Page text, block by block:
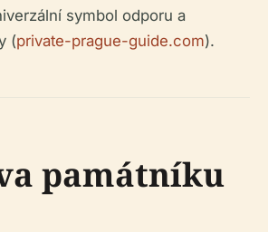
symbol odporu a
(private-prague-guide.com).
památníku